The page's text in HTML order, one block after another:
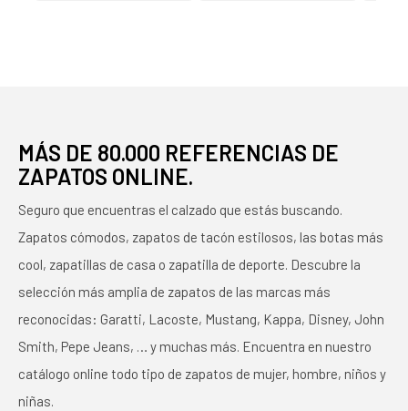
MÁS DE 80.000 REFERENCIAS DE
ZAPATOS ONLINE.
Seguro que encuentras el calzado que estás buscando.
Zapatos cómodos, zapatos de tacón estilosos, las botas más
cool, zapatillas de casa o zapatilla de deporte. Descubre la
selección más amplia de zapatos de las marcas más
reconocidas: Garatti, Lacoste, Mustang, Kappa, Disney, John
Smith, Pepe Jeans, … y muchas más. Encuentra en nuestro
catálogo online todo tipo de zapatos de mujer, hombre, niños y
niñas.